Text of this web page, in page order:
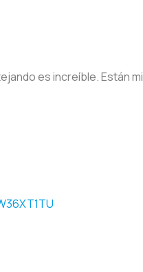
es increíble. Están mi